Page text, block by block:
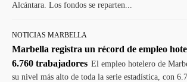
Alcántara. Los fondos se reparten...
NOTICIAS MARBELLA
Marbella registra un récord de empleo
6.760 trabajadores El empleo hotelero de
su nivel más alto de toda la serie estadística, con